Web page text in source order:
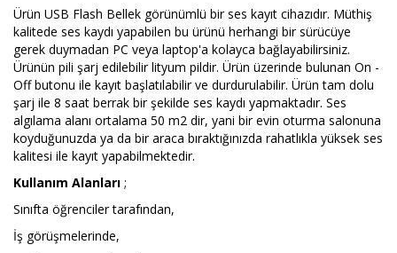
Ürün USB Flash Bellek görünümlü bir ses kayıt cihazıdır. Müthiş
kalitede ses kaydı yapabilen bu ürünü herhangi bir sürücüye
gerek duymadan PC veya laptop'a kolayca bağlayabilirsiniz.
Ürünün pili şarj edilebilir lityum pildir. Ürün üzerinde bulunan On -
Off butonu ile kayıt başlatılabilir ve durdurulabilir. Ürün tam dolu
şarj ile 8 saat berrak bir şekilde ses kaydı yapmaktadır. Ses
algılama alanı ortalama 50 m2 dir, yani bir evin oturma salonuna
koyduğunuzda ya da bir araca bıraktığınızda rahatlıkla yüksek ses
kalitesi ile kayıt yapabilmektedir.
Kullanım Alanları ;
Sınıfta öğrenciler tarafından,
İş görüşmelerinde,